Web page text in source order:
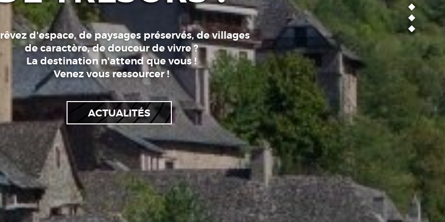
d'espace, de paysages préservés, de villages
de caractère, de douceur de vivre ?
La destination n'attend que vous !
Venez vous ressourcer !
ACTUALITÉS